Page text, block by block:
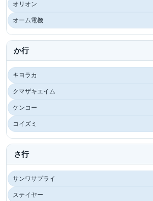
オリオン
オーム電機
か行
キヨラカ
クマザキエイム
ケンコー
コイズミ
さ行
サンワサプライ
ステイヤー